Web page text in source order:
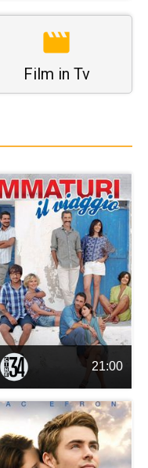
Film in Tv
21:00